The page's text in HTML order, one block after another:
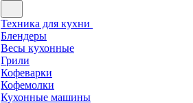
Техника для кухни
Блендеры
Весы кухонные
Грили
Кофеварки
Кофемолки
Кухонные машины